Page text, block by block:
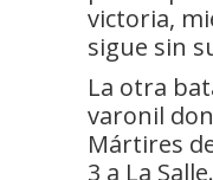
victoria,
sigue sin
La otra
varonil
Mártires
3 a La Salle.